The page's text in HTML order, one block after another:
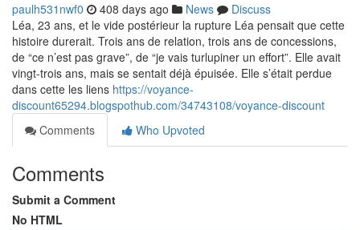
paulh531nwf0 408 days ago News
Discuss
Léa, 23 ans, et le vide postérieur la rupture Léa pensait que cette
histoire durerait. Trois ans de relation, trois ans de concessions,
de “ce n’est pas grave”, de “je vais turlupiner un effort”. Elle avait
vingt-trois ans, mais se sentait déjà épuisée. Elle s’était perdue
dans cette les liens https://voyance-
discount65294.blogspothub.com/34743108/voyance-discount
Comments
Who Upvoted
Comments
Submit a Comment
No HTML